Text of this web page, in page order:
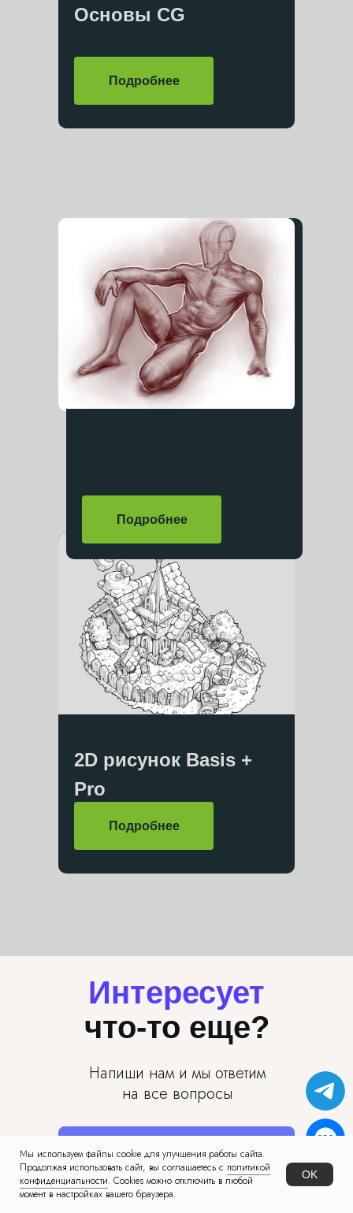
Основы CG
Подробнее
2D рисунок Basis +
Pro
Подробнее
Подробнее
Интересует
что-то еще?
Напиши нам и мы ответим
на все вопросы
Написать во Вконтакте
Написать в Telegram
Мы используем файлы cookie для улучшения работы сайта.
Продолжая использовать сайт, вы соглашаетесь с политикой
конфиденциальности. Cookies можно отключить в любой
момент в настройках вашего браузера.
OK